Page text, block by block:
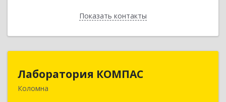
Показать контакты
Назад
Лаборатория КОМПАС
Коломна
140415, Московская обл, Коломна г, Л.Толстого